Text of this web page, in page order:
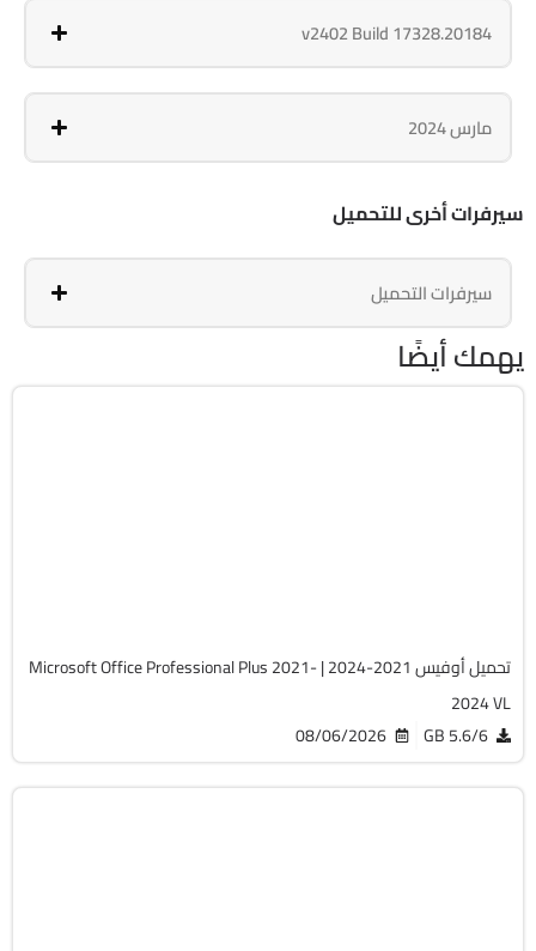
v2402 Build 17328.20184
مارس 2024
سيرفرات أخرى للتحميل
سيرفرات التحميل
يهمك أيضًا
تحميل أوفيس 2021-2024 | Microsoft Office Professional Plus 2021-
2024 VL
5.6/6 GB
08/06/2026